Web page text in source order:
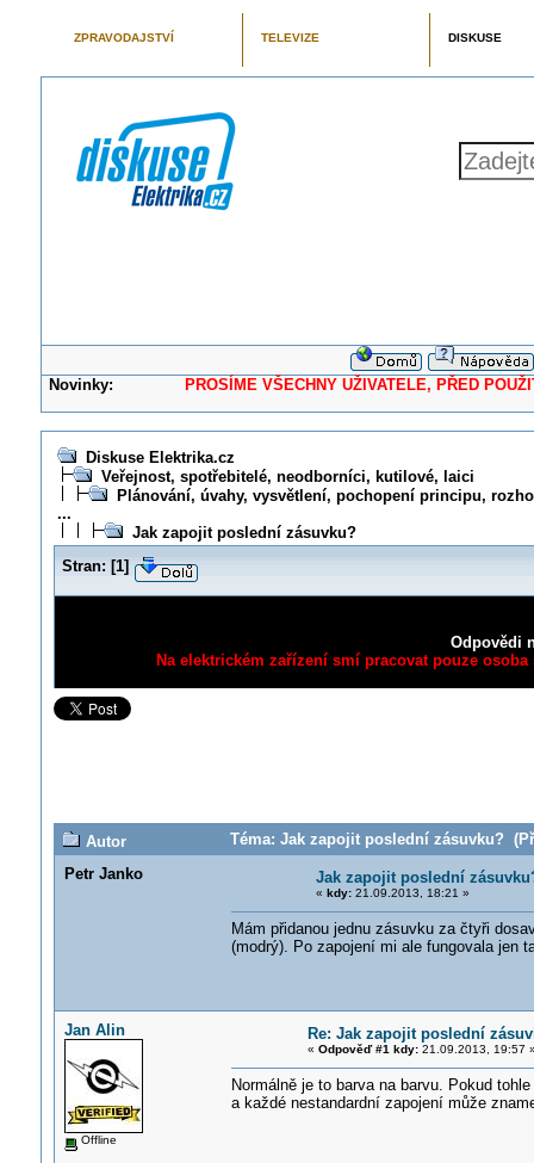
ZPRAVODAJSTVÍ TELEVIZE DISKUSE
Novinky: PROSÍME VŠECHNY UŽIVATELE, PŘED
Diskuse Elektrika.cz
Veřejnost, spotřebitelé, neodborníci, kutilové, laici
Plánování, úvahy, vysvětlení, pochopení principu,
...
Jak zapojit poslední zásuvku?
Stran: [1]
Odpovědi
Na elektrickém zařízení smí pracovat pouze
Autor
Téma: Jak zapojit poslední zásuvku?
Petr Janko
Jak zapojit poslední
« kdy:21.09.2013, 18:21 »
Mám přidanou jednu zásuvku za čtyři
(modrý). Po zapojení mi ale fungovala jen
Jan Alin
Offline
Re: Jak zapojit poslední
« Odpověď #1 kdy:21.09.2013, 19:57
Normálně je to barva na barvu. Pokud
a každé nestandardní zapojení může